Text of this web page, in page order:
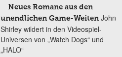
Neues Romane aus den
unendlichen Game-Weiten John
Shirley wildert in den Videospiel-
Universen von „Watch Dogs“ und
„HALO“